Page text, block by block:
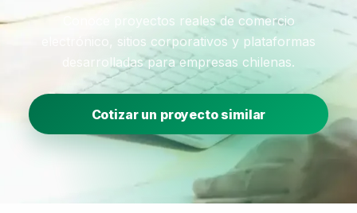
Conoce proyectos reales de comercio
electrónico, sitios corporativos y plataformas
desarrolladas para empresas chilenas.
Cotizar un proyecto similar